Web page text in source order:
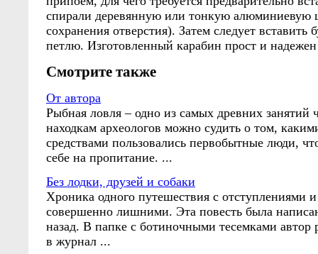
спирали деревянную или тонкую алюминиевую
сохранения отверстия). Затем следует вставить
петлю. Изготовленный карабин прост и надежен
Смотрите также
От автора
Рыбная ловля – одно из самых древних занятий
находкам археологов можно судить о том,
средствами пользовались первобытные люди,
себе на пропитание. ...
Без лодки, друзей и собаки
Хроника одного путешествия с
совершенно лишними. Эта повесть была
назад. В папке с ботиночными тесемками автор
в журнал ...